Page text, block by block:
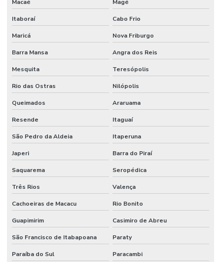
Correia Micro V Em Minas Gerais
Distribuidor De Mangote Em Minas Gerais
Distribuidor De Mangueira Flat Em Minas Gerais
Distribuidor De Mangueira Pneumática
Distribuidor De Mangueira Preta Óleo
Distribuidora De Mangote Bomba De Concreto Mg
Distribuidora De Mangueira Boca De Forno Em São Paulo
Distribuidora De Mangueira Jato Areia Em Minas Gerais
Distribuidora De Válvula Pneumática Em Minas Gerais
Distribuidora Mangueira Solda Minas Gerais
Engate Rápido Hidráulico
Macaé Magé
Itaboraí Cabo Frio
Maricá Nova Friburgo
Barra Mansa Angra dos Reis
Mesquita Teresópolis
Rio das Ostras Nilópolis
Queimados Araruama
Resende Itaguaí
São Pedro da Aldeia Itaperuna
Japeri Barra do Piraí
Saquarema Seropédica
Três Rios Valença
Cachoeiras de Macacu Rio Bonito
Guapimirim Casimiro de Abreu
São Francisco de Itabapoana Paraty
Paraíba do Sul Paracambi